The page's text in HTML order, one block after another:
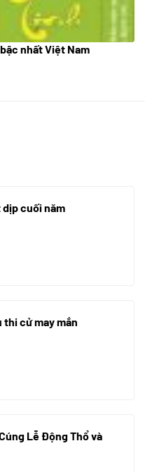
nhất Việt Nam
cuối năm
thi cử may mắn
Lễ Động Thổ và